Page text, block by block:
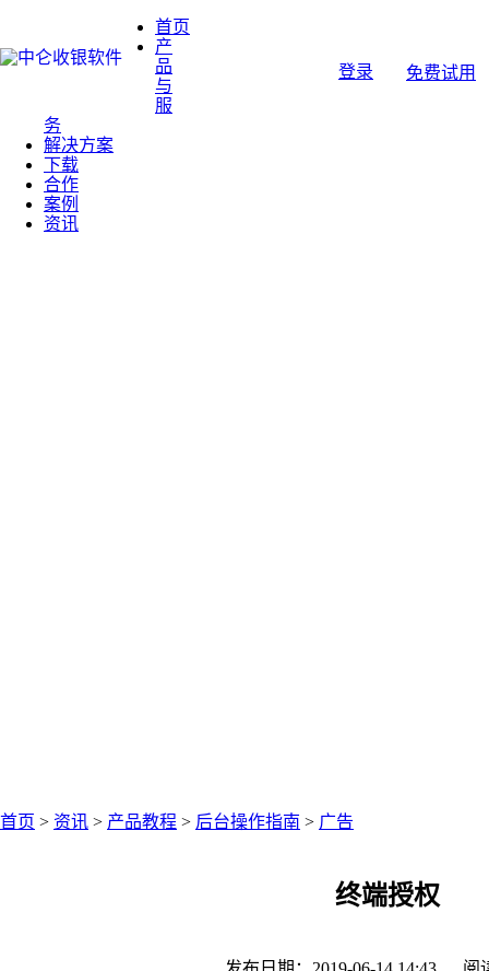
首页
产
品
与
服
务
解决方案
下载
合作
案例
资讯
登录 免费试用
首页 > 资讯 > 产品教程 > 后台操作指南 > 广告
终端授权